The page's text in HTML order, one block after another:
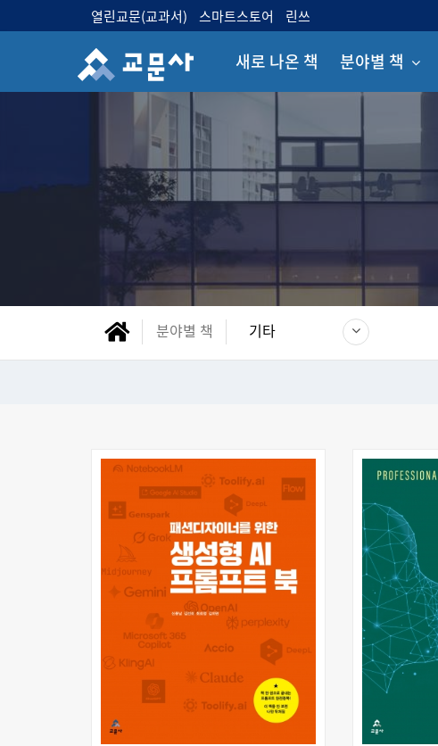
열린교문(교과서) 스마트스토어 린쓰
새로 나온 책 분야별 책
분야별 책 기타